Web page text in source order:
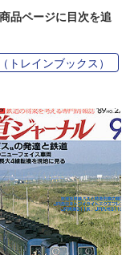
品ページに目次を追
トレインブックス）